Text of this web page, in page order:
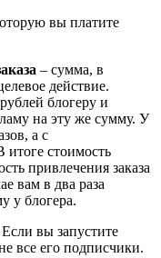
вы платите
– сумма, в
действие.
блогеру и
на эту же сумму. У
а с
итоге стоимость
привлечения заказа
вам в два раза
у блогера.
вы запустите
все его подписчики.